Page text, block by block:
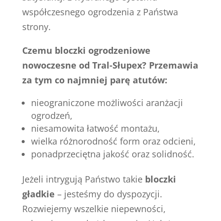
współczesnego ogrodzenia z Państwa
strony.
Czemu bloczki ogrodzeniowe
nowoczesne od Tral-Słupex? Przemawia
za tym co najmniej parę atutów:
nieograniczone możliwości aranżacji
ogrodzeń,
niesamowita łatwość montażu,
wielka różnorodność form oraz odcieni,
ponadprzeciętna jakość oraz solidność.
Jeżeli intrygują Państwo takie bloczki
gładkie – jesteśmy do dyspozycji.
Rozwiejemy wszelkie niepewności,